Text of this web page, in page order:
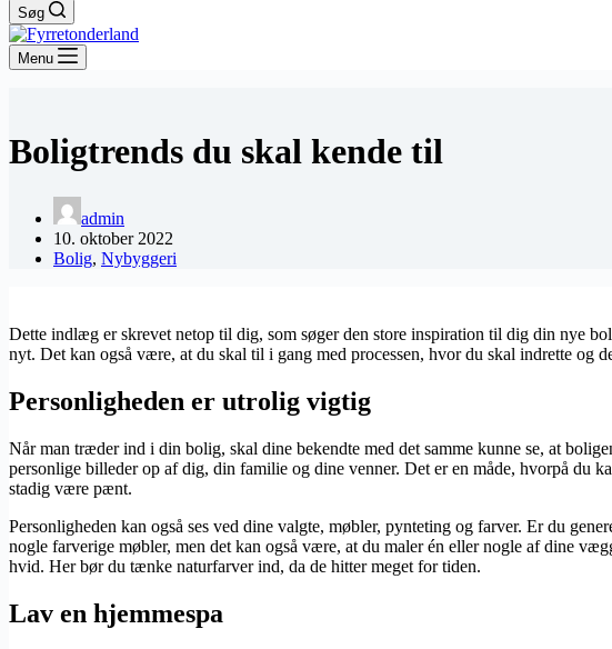
Søg
Menu
Boligtrends du skal kende til
admin
10. oktober 2022
Bolig, Nybyggeri
Dette indlæg er skrevet netop til dig, som søger den store inspiration til dig din nye
nyt. Det kan også være, at du skal til i gang med processen, hvor du skal indrette
Personligheden er utrolig vigtig
Når man træder ind i din bolig, skal dine bekendte med det samme kunne se, at
personlige billeder op af dig, din familie og dine venner. Det er en måde, hvorpå du
stadig være pænt.
Personligheden kan også ses ved dine valgte, møbler, pynteting og farver. Er du
nogle farverige møbler, men det kan også være, at du maler én eller nogle af dine
hvid. Her bør du tænke naturfarver ind, da de hitter meget for tiden.
Lav en hjemmespa